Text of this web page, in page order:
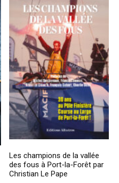
Les champions de la vallée
des fous à Port-la-Forêt par
Christian Le Pape